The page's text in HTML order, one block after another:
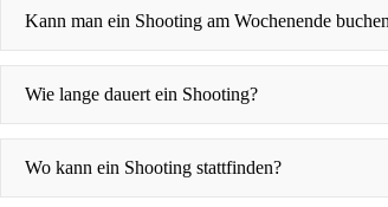
Kann man ein Shooting am Wochenende
Wie lange dauert ein Shooting?
Wo kann ein Shooting stattfinden?